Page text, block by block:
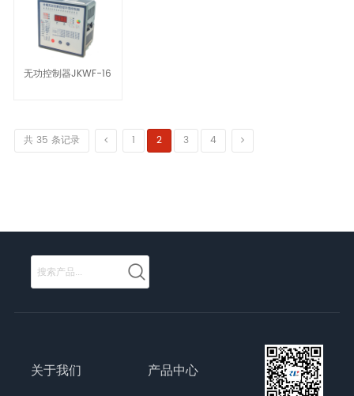
无功控制器JKWF-16
共 35 条记录 1 2 3 4
关于我们 产品中心